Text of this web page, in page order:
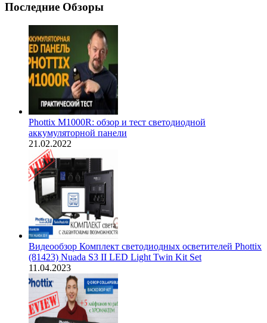
Последние Обзоры
Phottix M1000R: обзор и тест светодиодной
аккумуляторной панели
21.02.2022
Видеообзор Комплект светодиодных осветителей Phottix
(81423) Nuada S3 II LED Light Twin Kit Set
11.04.2023